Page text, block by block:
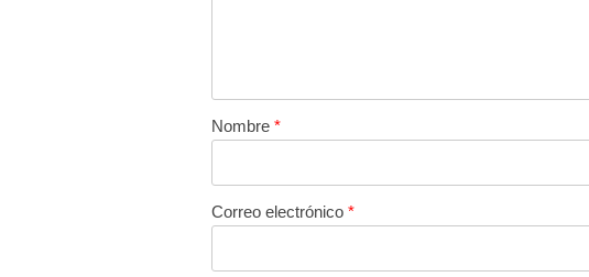
Nombre *
Correo electrónico *